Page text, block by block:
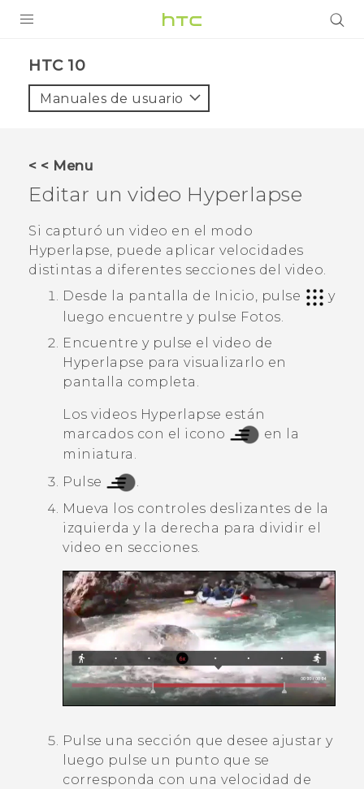
VIVE
AYUDA
HTC Devices & Accessories
Video Tutorials
HTC 10‎
Manuales de usuario
< < Menu
Editar un video Hyperlapse
Si capturó un video en el modo
Hyperlapse, puede aplicar velocidades
distintas a diferentes secciones del video.
Desde la pantalla de Inicio, pulse
y
luego encuentre y pulse Fotos
Encuentre y pulse el video de
Hyperlapse para visualizarlo en
pantalla completa.
Los videos Hyperlapse están
marcados con el icono
en la
miniatura.
Pulse
.
Mueva los controles deslizantes de la
izquierda y la derecha para dividir el
video en secciones.
Pulse una sección que desee ajustar y
luego pulse un punto que se
corresponda con una velocidad de